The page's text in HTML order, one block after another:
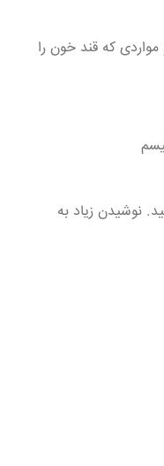
که قند خون را
نوشیدن زیاد به